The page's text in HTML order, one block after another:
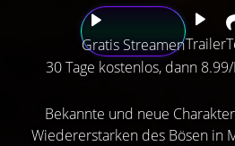
Gratis StreamenTrailer
30 Tage kostenlos, dann
Bekannte und neue
Wiedererstarken des Bösen in